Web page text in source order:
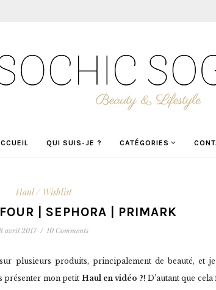
QUI SUIS-JE ? CATÉGORIES
Haul / Wishlist
| SEPHORA | PRIMARK
avril 2017 / 10 Comments
plusieurs produits, principalement de beauté, et
présenter mon petit Haul en vidéo ?! D’autant que